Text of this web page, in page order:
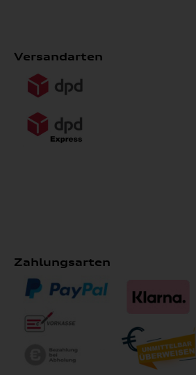
Versandarten
Zahlungsarten